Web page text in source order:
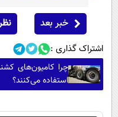
خبر بعد
اشتراک گذاری :
چرا کامیون‌های
استفاده می‌کنند؟